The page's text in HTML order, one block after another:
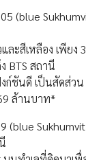
(blue
ละสีเหลือง เพีย
BTS สถานี
ชันดี เป็นสัดส่วน
ล้านบาท*
(blue